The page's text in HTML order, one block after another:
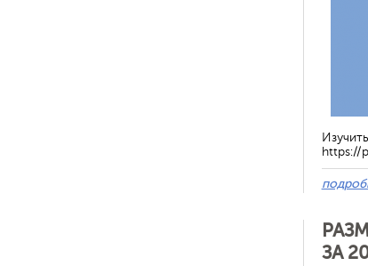
https://
ЗА